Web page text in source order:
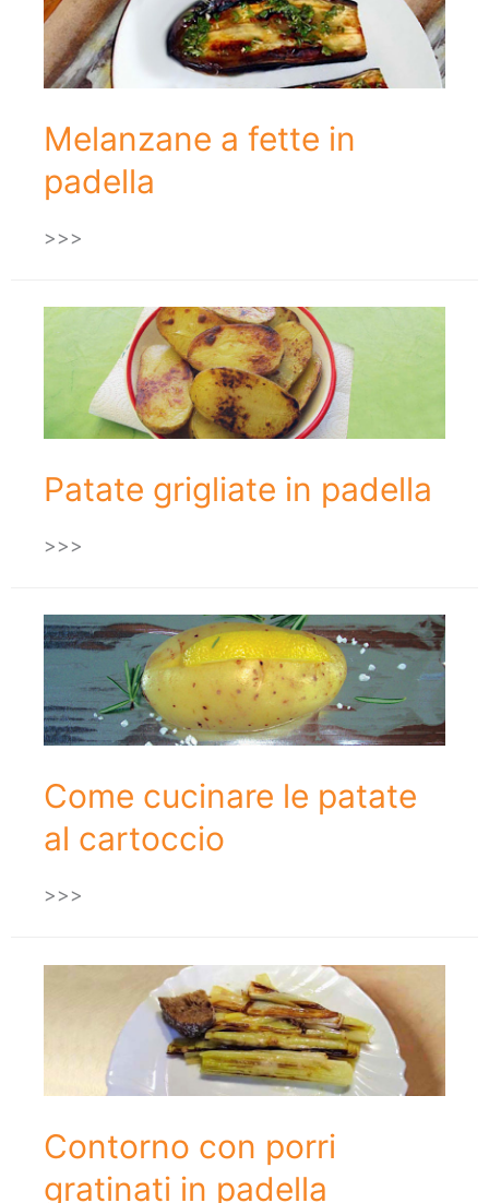
Melanzane a fette in
padella
>>>
Patate grigliate in padella
>>>
Come cucinare le patate
al cartoccio
>>>
Contorno con porri
gratinati in padella